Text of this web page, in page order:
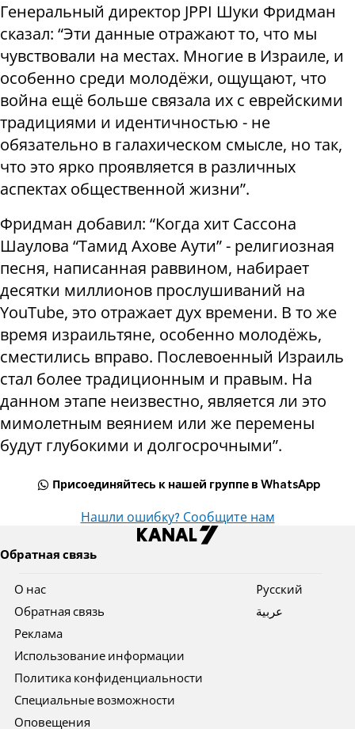
Генеральный директор JPPI Шуки Фридман
сказал: “Эти данные отражают то, что мы
чувствовали на местах. Многие в Израиле, и
особенно среди молодёжи, ощущают, что
война ещё больше связала их с еврейскими
традициями и идентичностью - не
обязательно в галахическом смысле, но так,
что это ярко проявляется в различных
аспектах общественной жизни”.
Фридман добавил: “Когда хит Сассона
Шаулова “Тамид Ахове Аути” - религиозная
песня, написанная раввином, набирает
десятки миллионов прослушиваний на
YouTube, это отражает дух времени. В то же
время израильтяне, особенно молодёжь,
сместились вправо. Послевоенный Израиль
стал более традиционным и правым. На
данном этапе неизвестно, является ли это
мимолетным веянием или же перемены
будут глубокими и долгосрочными”.
Присоединяйтесь к нашей группе в WhatsApp
Нашли ошибку? Сообщите нам
Обратная связь
О нас
Обратная связь
Реклама
Использование информации
Политика конфиденциальности
Специальные возможности
Оповещения
Pусский
عربية